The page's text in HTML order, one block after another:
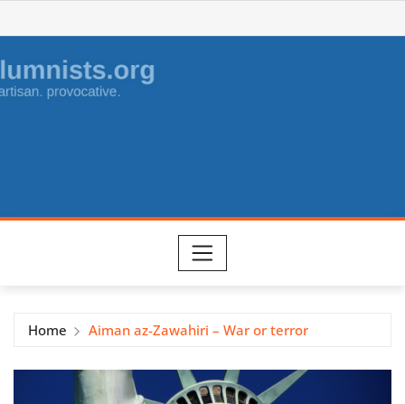
to
content
Home Aiman az-Zawahiri – War or terror